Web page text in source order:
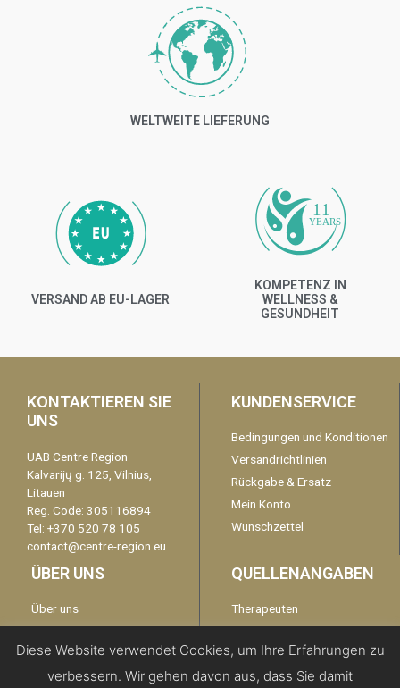
WELTWEITE LIEFERUNG
VERSAND AB EU-LAGER
11
YEARS
KOMPETENZ IN
WELLNESS &
GESUNDHEIT
KONTAKTIEREN SIE
UNS
UAB Centre Region
Kalvarijų g. 125, Vilnius,
Litauen
Reg. Code: 305116894
Tel: +370 520 78 105
contact@centre-region.eu
KUNDENSERVICE
Bedingungen und Konditionen
Versandrichtlinien
Rückgabe & Ersatz
Mein Konto
Wunschzettel
ÜBER UNS
Über uns
Garantie
Disclaimer
Datenschutzerklärung
QUELLENANGABEN
Therapeuten
kontaktieren Sie uns
Diese Website verwendet Cookies, um Ihre Erfahrungen zu
verbessern. Wir gehen davon aus, dass Sie damit